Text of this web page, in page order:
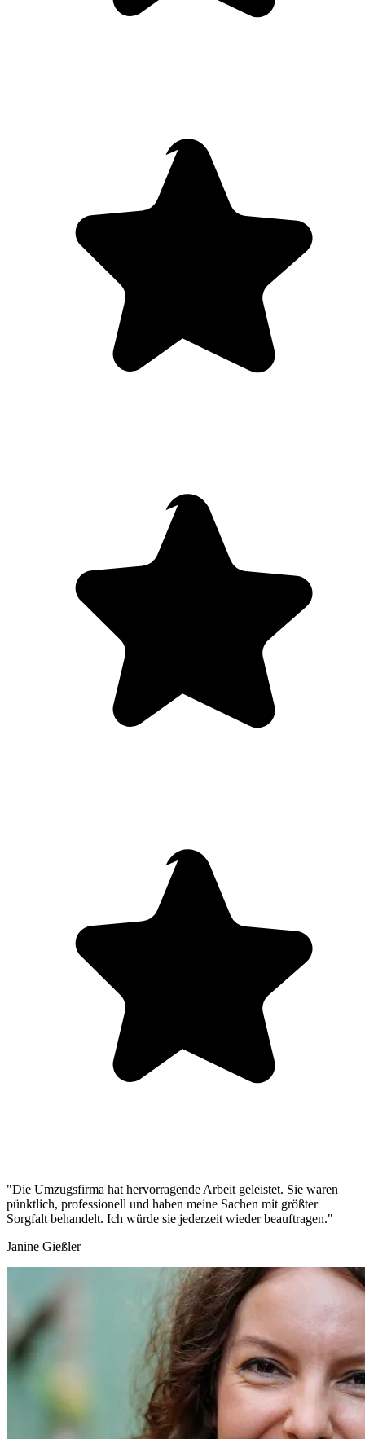
"Die Umzugsfirma hat hervorragende Arbeit geleistet. Sie waren
pünktlich, professionell und haben meine Sachen mit größter
Sorgfalt behandelt. Ich würde sie jederzeit wieder beauftragen."
Janine Gießler